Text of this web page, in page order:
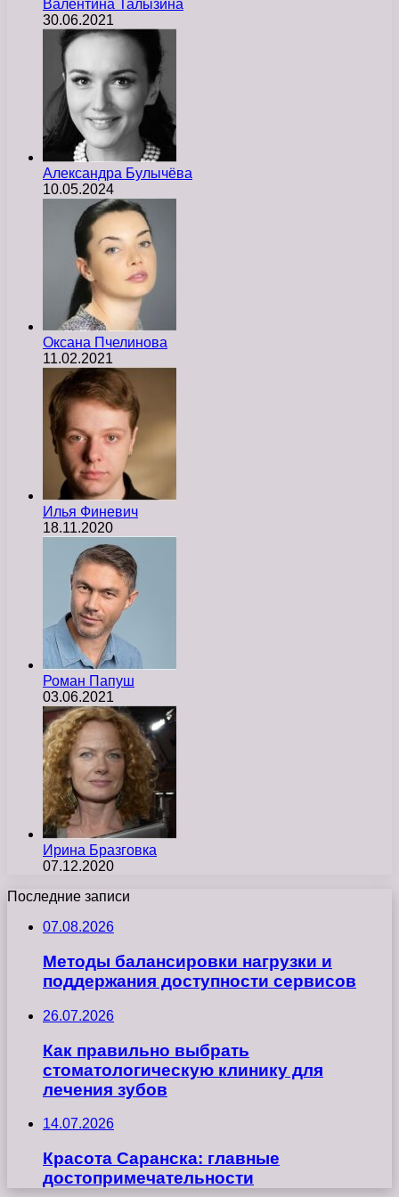
Валентина Талызина
30.06.2021
Александра Булычёва
10.05.2024
Оксана Пчелинова
11.02.2021
Илья Финевич
18.11.2020
Роман Папуш
03.06.2021
Ирина Бразговка
07.12.2020
Последние записи
07.08.2026
Методы балансировки нагрузки и
поддержания доступности сервисов
26.07.2026
Как правильно выбрать
стоматологическую клинику для
лечения зубов
14.07.2026
Красота Саранска: главные
достопримечательности